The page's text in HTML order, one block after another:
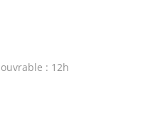
: 12h